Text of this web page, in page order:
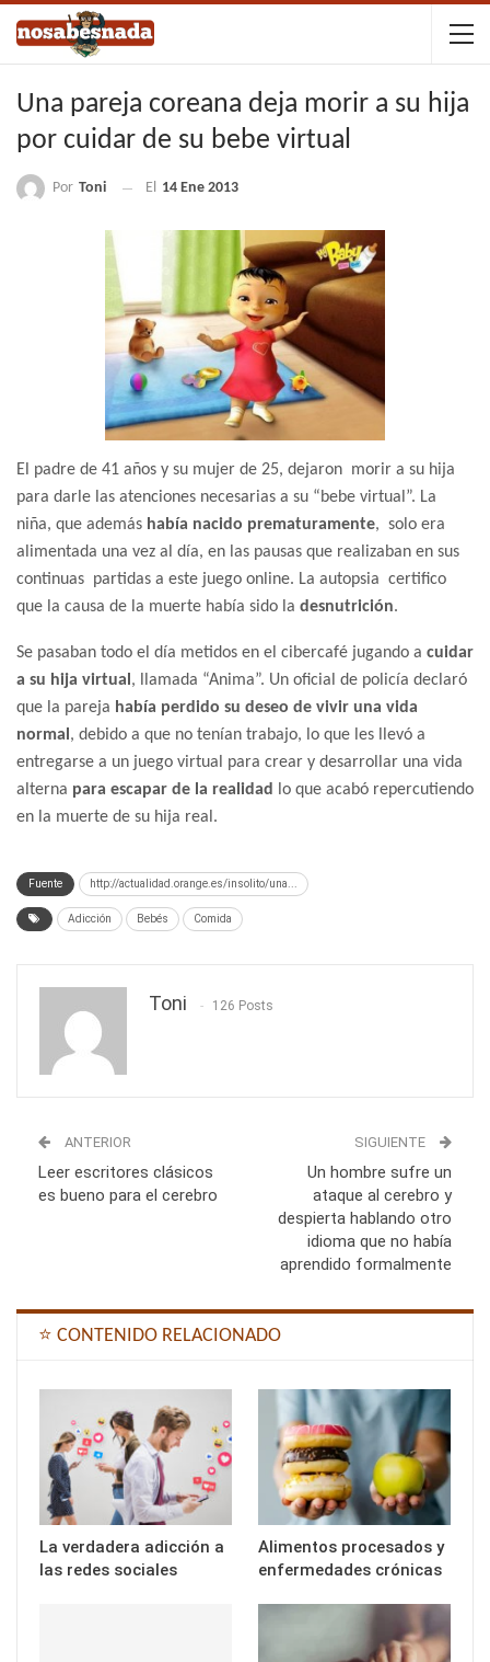
Una pareja coreana deja morir a su hija
por cuidar de su bebe virtual
Por Toni El 14 Ene 2013
El padre de 41 años y su mujer de 25, dejaron morir a su hija
para darle las atenciones necesarias a su “bebe virtual”. La
niña, que además había nacido prematuramente, solo era
alimentada una vez al día, en las pausas que realizaban en sus
continuas partidas a este juego online. La autopsia certifico
que la causa de la muerte había sido la desnutrición.
Se pasaban todo el día metidos en el cibercafé jugando a cuidar
a su hija virtual, llamada “Anima”. Un oficial de policía declaró
que la pareja había perdido su deseo de vivir una vida
normal, debido a que no tenían trabajo, lo que les llevó a
entregarse a un juego virtual para crear y desarrollar una vida
alterna para escapar de la realidad lo que acabó repercutiendo
en la muerte de su hija real.
Fuente http://actualidad.orange.es/insolito/una...
Adicción Bebés Comida
Toni 126 Posts
ANTERIOR
Leer escritores clásicos
es bueno para el cerebro
SIGUIENTE
Un hombre sufre un
ataque al cerebro y
despierta hablando otro
idioma que no había
aprendido formalmente
⭐ CONTENIDO RELACIONADO
La verdadera adicción a
las redes sociales
Alimentos procesados y
enfermedades crónicas